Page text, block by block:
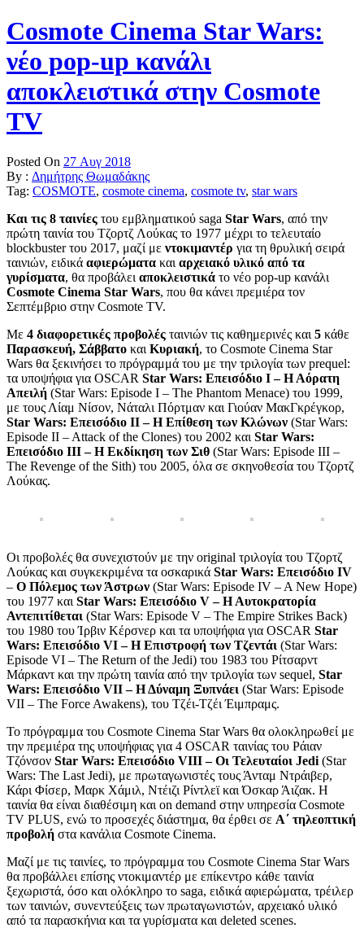
Cosmote Cinema Star Wars:
νέο pop-up κανάλι
αποκλειστικά στην Cosmote
TV
Posted On 27 Αυγ 2018
By : Δημήτρης Θωμαδάκης
Tag: COSMOTE, cosmote cinema, cosmote tv, star wars
Και τις 8 ταινίες του εμβληματικού saga Star Wars, από την
πρώτη ταινία του Τζορτζ Λούκας το 1977 μέχρι το τελευταίο
blockbuster του 2017, μαζί με ντοκιμαντέρ για τη θρυλική σειρά
ταινιών, ειδικά αφιερώματα και αρχειακό υλικό από τα
γυρίσματα, θα προβάλει αποκλειστικά το νέο pop-up κανάλι
Cosmote Cinema Star Wars, που θα κάνει πρεμιέρα τον
Σεπτέμβριο στην Cosmote TV.
Με 4 διαφορετικές προβολές ταινιών τις καθημερινές και 5 κάθε
Παρασκευή, Σάββατο και Κυριακή, το Cosmote Cinema Star
Wars θα ξεκινήσει το πρόγραμμά του με την τριλογία των prequel:
τα υποψήφια για OSCAR Star Wars: Επεισόδιο Ι – Η Αόρατη
Απειλή (Star Wars: Episode I – The Phantom Menace) του 1999,
με τους Λίαμ Νίσον, Νάταλι Πόρτμαν και Γιούαν ΜακΓκρέγκορ,
Star Wars: Επεισόδιο II – Η Επίθεση των Κλώνων (Star Wars:
Episode II – Attack of the Clones) του 2002 και Star Wars:
Επεισόδιο III – Η Εκδίκηση των Σιθ (Star Wars: Episode III –
The Revenge of the Sith) του 2005, όλα σε σκηνοθεσία του Τζορτζ
Λούκας.
Οι προβολές θα συνεχιστούν με την original τριλογία του Τζορτζ
Λούκας και συγκεκριμένα τα οσκαρικά Star Wars: Επεισόδιο IV
– Ο Πόλεμος των Άστρων (Star Wars: Episode IV – A New Hope)
του 1977 και Star Wars: Επεισόδιο V – Η Αυτοκρατορία
Αντεπιτίθεται (Star Wars: Episode V – The Empire Strikes Back)
του 1980 του Ίρβιν Κέρσνερ και τα υποψήφια για OSCAR Star
Wars: Επεισόδιο VI – Η Επιστροφή των Τζεντάι (Star Wars:
Episode VI – The Return of the Jedi) του 1983 του Ρίτσαρντ
Μάρκαντ και την πρώτη ταινία από την τριλογία των sequel, Star
Wars: Επεισόδιο VII– Η Δύναμη Ξυπνάει (Star Wars: Episode
VII – The Force Awakens), του Τζέι-Τζέι Έιμπραμς.
Το πρόγραμμα του Cosmote Cinema Star Wars θα ολοκληρωθεί με
την πρεμιέρα της υποψήφιας για 4 OSCAR ταινίας του Ράιαν
Τζόνσον Star Wars: Επεισόδιο VIII– Οι Τελευταίοι Jedi (Star
Wars: The Last Jedi), με πρωταγωνιστές τους Άνταμ Ντράιβερ,
Κάρι Φίσερ, Μαρκ Χάμιλ, Ντέιζι Ρίντλεϊ και Όσκαρ Άιζακ. Η
ταινία θα είναι διαθέσιμη και on demand στην υπηρεσία Cosmote
TV PLUS, ενώ το προσεχές διάστημα, θα έρθει σε Α΄ τηλεοπτική
προβολή στα κανάλια Cosmote Cinema.
Μαζί με τις ταινίες, το πρόγραμμα του Cosmote Cinema Star Wars
θα προβάλλει επίσης ντοκιμαντέρ με επίκεντρο κάθε ταινία
ξεχωριστά, όσο και ολόκληρο το saga, ειδικά αφιερώματα, τρέιλερ
των ταινιών, συνεντεύξεις των πρωταγωνιστών, αρχειακό υλικό
από τα παρασκήνια και τα γυρίσματα και deleted scenes.